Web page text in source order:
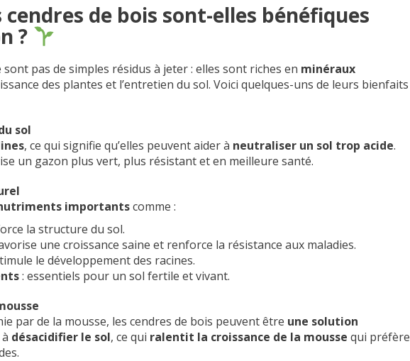
cendres de bois sont-elles bénéfiques
?
sont pas de simples résidus à jeter : elles sont riches en minéraux
des plantes et l’entretien du sol. Voici quelques-uns de leurs bienfaits
sol
, ce qui signifie qu’elles peuvent aider à neutraliser un sol trop acide.
un gazon plus vert, plus résistant et en meilleure santé.
importantscomme :
la structure du sol.
une croissance saine et renforce la résistance aux maladies.
le développement des racines.
: essentiels pour un sol fertile et vivant.
par de la mousse, les cendres de bois peuvent être une solution
désacidifier le sol, ce qui ralentit la croissance de la mousse qui préfère